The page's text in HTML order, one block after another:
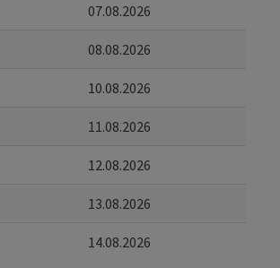
07.08.2026
08.08.2026
10.08.2026
11.08.2026
12.08.2026
13.08.2026
14.08.2026